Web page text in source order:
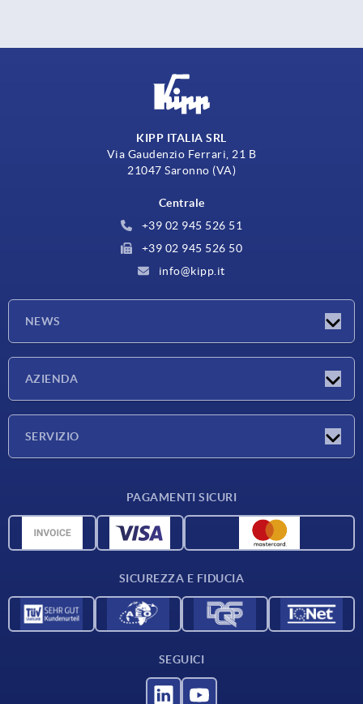
KIPP ITALIA SRL
Via Gaudenzio Ferrari, 21 B
21047 Saronno (VA)
Centrale
+39 02 945 526 51
+39 02 945 526 50
info@kipp.it
NEWS
AZIENDA
SERVIZIO
Dati CAD
PAGAMENTI SICURI
SICUREZZA E FIDUCIA
SEGUICI